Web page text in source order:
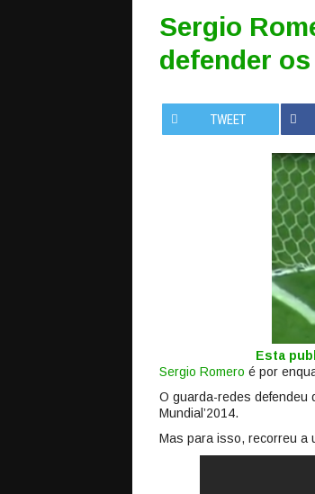
Sergio
defender
TWEET
Esta
Sergio Romero é por
O guarda-redes defendeu
Mundial’2014.
Mas para isso, recorreu a